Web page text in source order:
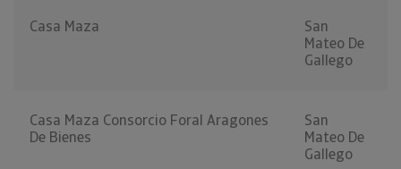
Casa Maza
San
Mateo De
Gallego
Casa Maza Consorcio Foral Aragones
De Bienes
San
Mateo De
Gallego